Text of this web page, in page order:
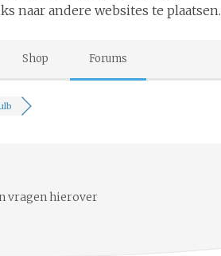
naar andere websites te plaatsen.
Shop Forums
vragen hierover